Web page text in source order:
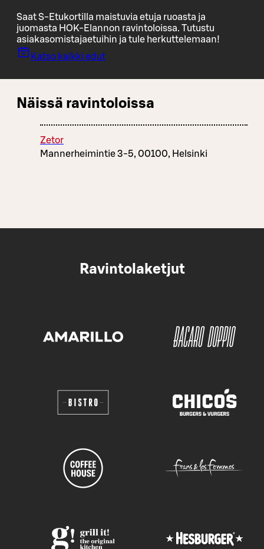
Saat S-Etukortilla maistuvia etuja ruoasta ja
juomasta HOK-Elannon ravintoloissa. Tutustu
asiakasomistajaetuihin ja tule herkuttelemaan!
Katso kaikki edut
Näissä ravintoloissa
Zetor
Mannerheimintie 3-5, 00100, Helsinki
Ravintolaketjut